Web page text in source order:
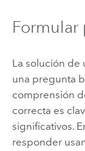
Formular
La solución de
una pregunta
comprensión
correcta es
significativos.
responder